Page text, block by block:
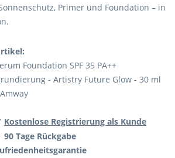
Primer und Foundation – in
Foundation SPF 35 PA++
- Artistry Future Glow - 30 ml
Kostenlose Registrierung als Kunde
90 Tage Rückgabe